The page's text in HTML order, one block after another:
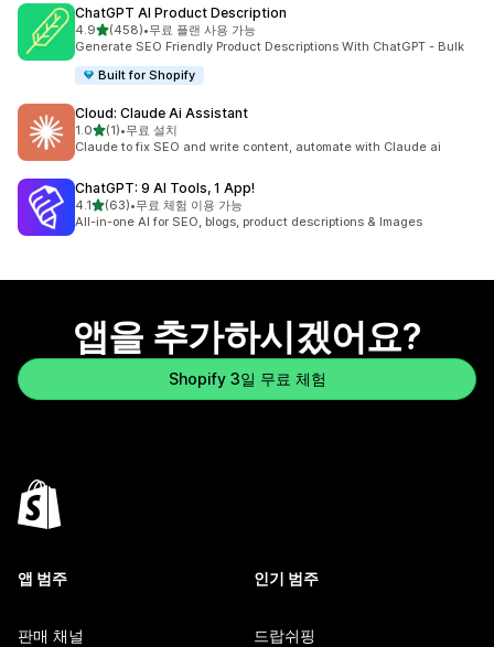
ChatGPT AI Product Description
4.9별 5개 중
(458)
총 리뷰 458개
•무료 플랜 사용 가능
Generate SEO Friendly Product Descriptions With ChatGPT - Bulk
Built for Shopify
Cloud: Claude Ai Assistant
1.0별 5개 중
(1)
총 리뷰 1개
•무료 설치
Claude to fix SEO and write content, automate with Claude ai
ChatGPT: 9 AI Tools, 1 App!
4.1별 5개 중
(63)
총 리뷰 63개
•무료 체험 이용 가능
All-in-one AI for SEO, blogs, product descriptions & Images
앱을 추가하시겠어요?
Shopify 3일 무료 체험
앱 범주
판매 채널
인기 범주
드랍쉬핑